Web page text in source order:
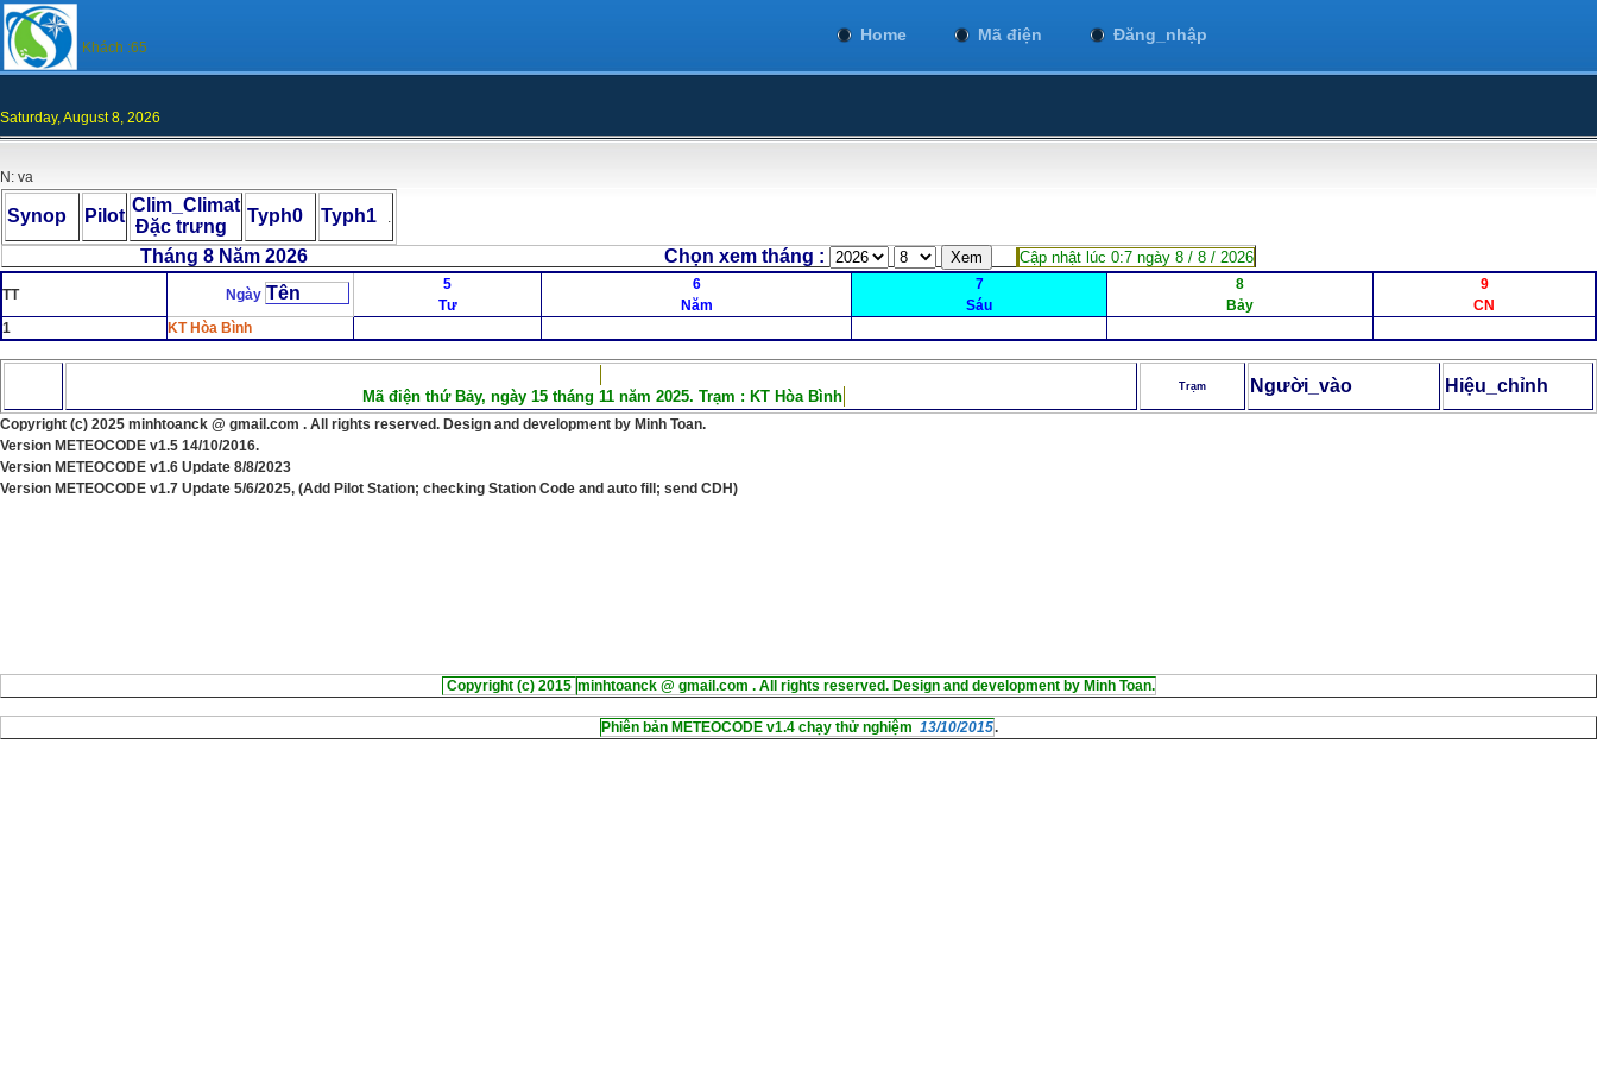
Home Mã điện Đăng_nhập
Khách :65
Saturday, August 8, 2026
N: va
Synop Pilot
Clim_Climat
Đặc trưng
Typh0 Typh1 .
Tháng 8 Năm 2026 Chọn xem tháng : Cập nhật lúc 0:7 ngày 8 / 8 / 2026
TT Ngày Tên
5
Tư
6
Năm
7
Sáu
8
Bảy
9
CN
1
KT Hòa Bình
Mã điện thứ Bảy, ngày 15 tháng 11 năm 2025. Trạm : KT Hòa Bình
Trạm Người_vào Hiệu_chỉnh
Copyright (c) 2025 minhtoanck @ gmail.com . All rights reserved. Design and development by Minh Toan.
Version METEOCODE v1.5 14/10/2016.
Version METEOCODE v1.6 Update 8/8/2023
Version METEOCODE v1.7 Update 5/6/2025, (Add Pilot Station; checking Station Code and auto fill; send CDH)
Copyright (c) 2015 minhtoanck @ gmail.com . All rights reserved. Design and development by Minh Toan.
Phiên bản METEOCODE v1.4 chạy thử nghiệm 13/10/2015.